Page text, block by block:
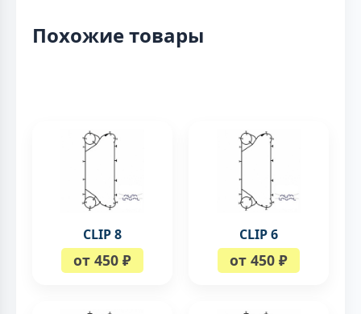
Похожие товары
CLIP 8
от 450 ₽
CLIP 6
от 450 ₽